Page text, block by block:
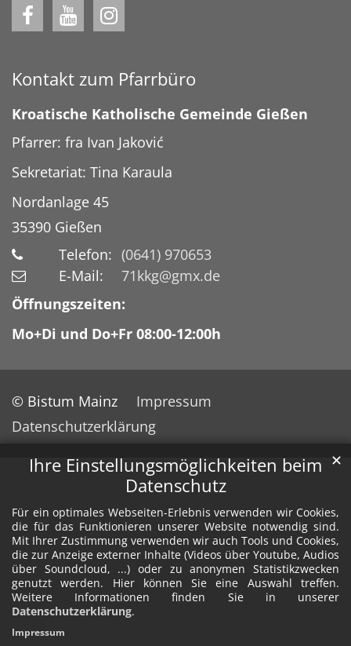
Ihre Einstellungsmöglichkeiten beim
Datenschutz
Für ein optimales Webseiten-Erlebnis verwenden wir Cookies,
die für das Funktionieren unserer Website notwendig sind.
Mit Ihrer Zustimmung verwenden wir auch Tools und Cookies,
die zur Anzeige externer Inhalte (Videos über Youtube, Audios
über Soundcloud, ...) oder zu anonymen Statistikzwecken
genutzt werden. Hier können Sie eine Auswahl treffen.
Weitere Informationen finden Sie in unserer
Datenschutzerklärung.
✕
Impressum
Kontakt zum Pfarrbüro
Kroatische Katholische Gemeinde Gießen
Pfarrer: fra Ivan Jaković
Sekretariat: Tina Karaula
Nordanlage 45
35390 Gießen
Telefon: (0641) 970653
E-Mail:
71kkg@gmx.de
Öffnungszeiten:
Mo+Di und Do+Fr 08:00-12:00h
© Bistum Mainz
Impressum
Datenschutzerklärung